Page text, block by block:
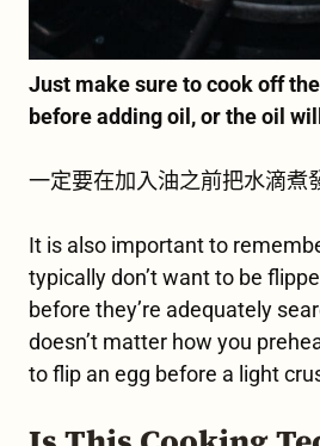
Just make sure to cook off
before adding oil, or the oil
一定要在加入油之前把水滴煮
It is also important to
typically don’t want to be
before they’re adequately
doesn’t matter how you
to flip an egg before a light